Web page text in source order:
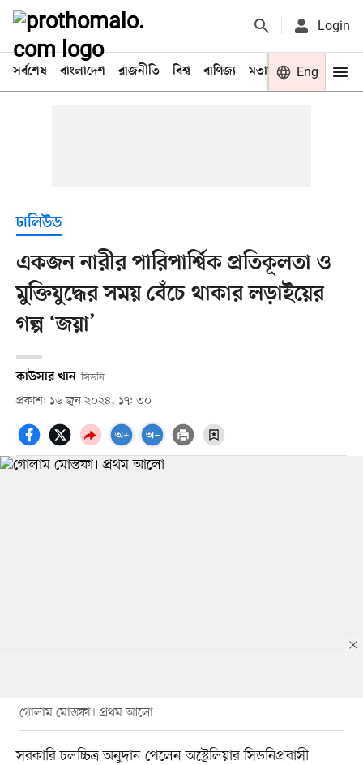
Login
সর্বশেষ বাংলাদেশ রাজনীতি বিশ্ব বাণিজ্য মতামত খেলা
Eng
ঢালিউড
একজন নারীর পারিপার্শ্বিক প্রতিকূলতা ও
মুক্তিযুদ্ধের সময় বেঁচে থাকার লড়াইয়ের
গল্প ‘জয়া’
কাউসার খান সিডনি
প্রকাশ: ১৬ জুন ২০২৪, ১৭: ৩০
গোলাম মোস্তফা। প্রথম আলো
সরকারি চলচ্চিত্র অনুদান পেলেন অস্ট্রেলিয়ার সিডনিপ্রবাসী